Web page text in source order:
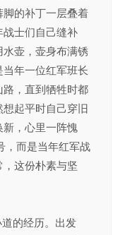
的补丁一层叠着
士们自己缝补
壶，壶身布满锈
年一位红军班长
路，直到牺牲时都
起平时自己穿旧
新，心里一阵愧
，而是当年红军战
这份朴素与坚
的经历。出发